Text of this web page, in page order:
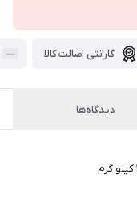
گارانتی اصالت کالا
دیدگاه‌ها